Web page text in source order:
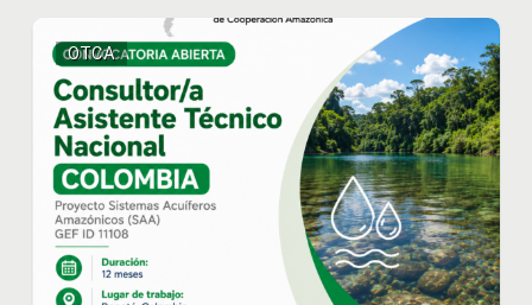
OTCA
abre
convocatoria
para
Consultor/a
Asistente
Técnico
Nacional
del
Proyecto
OTCA